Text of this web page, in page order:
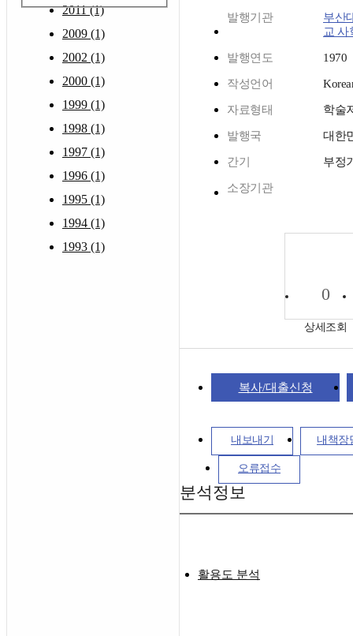
2011 (1)
2009 (1)
2002 (1)
2000 (1)
1999 (1)
1998 (1)
1997 (1)
1996 (1)
1995 (1)
1994 (1)
1993 (1)
발행기관
부산
교 사
발행연도 1970
작성언어
자료형태 학술
발행국 대한
간기 부정
소장기관
0
상세조회
복사/대출신청
내보내기 내책장
오류접수
분석정보
활용도 분석